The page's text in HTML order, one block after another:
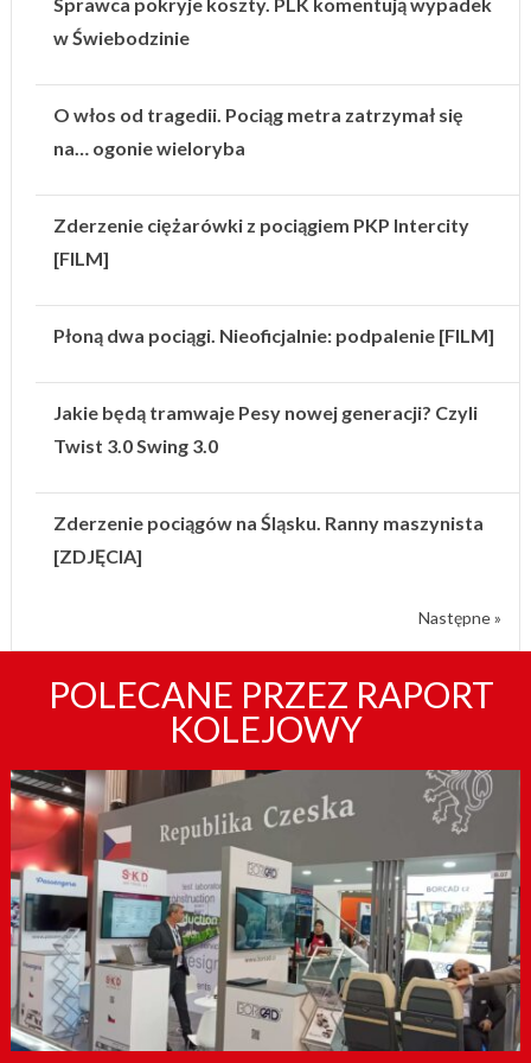
Sprawca pokryje koszty. PLK komentują wypadek
w Świebodzinie
O włos od tragedii. Pociąg metra zatrzymał się
na… ogonie wieloryba
Zderzenie ciężarówki z pociągiem PKP Intercity
[FILM]
Płoną dwa pociągi. Nieoficjalnie: podpalenie [FILM]
Jakie będą tramwaje Pesy nowej generacji? Czyli
Twist 3.0 Swing 3.0
Zderzenie pociągów na Śląsku. Ranny maszynista
[ZDJĘCIA]
Następne »
POLECANE PRZEZ RAPORT
KOLEJOWY